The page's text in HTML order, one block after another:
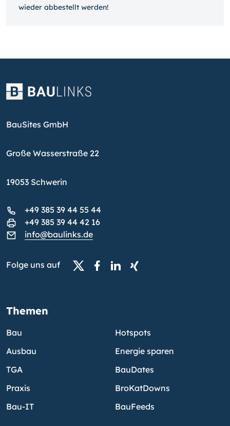
wieder ab­bestellt werden!
BauSites GmbH
Große Wasserstraße 22
19053 Schwerin
+49 385 39 44 55 44
+49 385 39 44 42 16
info@baulinks.de
Folge uns auf
Themen
Bau
Ausbau
TGA
Praxis
Bau-IT
Hotspots
Energie sparen
BauDates
BroKatDowns
BauFeeds